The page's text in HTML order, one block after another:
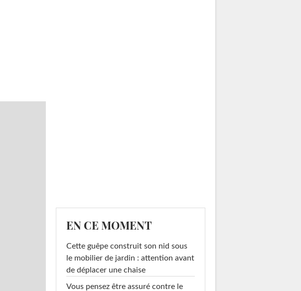
EN CE MOMENT
Cette guêpe construit son nid sous
le mobilier de jardin : attention avant
de déplacer une chaise
Vous pensez être assuré contre le